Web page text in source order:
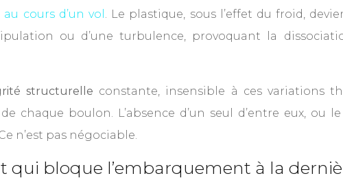
au cours d’un vol . Le plastique, sous l’effet du froid,
ou d’une turbulence, provoquant la
structurelle constante, insensible à ces variations
chaque boulon. L’absence d’un seul d’entre eux,
n’est pas négociable.
qui bloque l’embarquement à la